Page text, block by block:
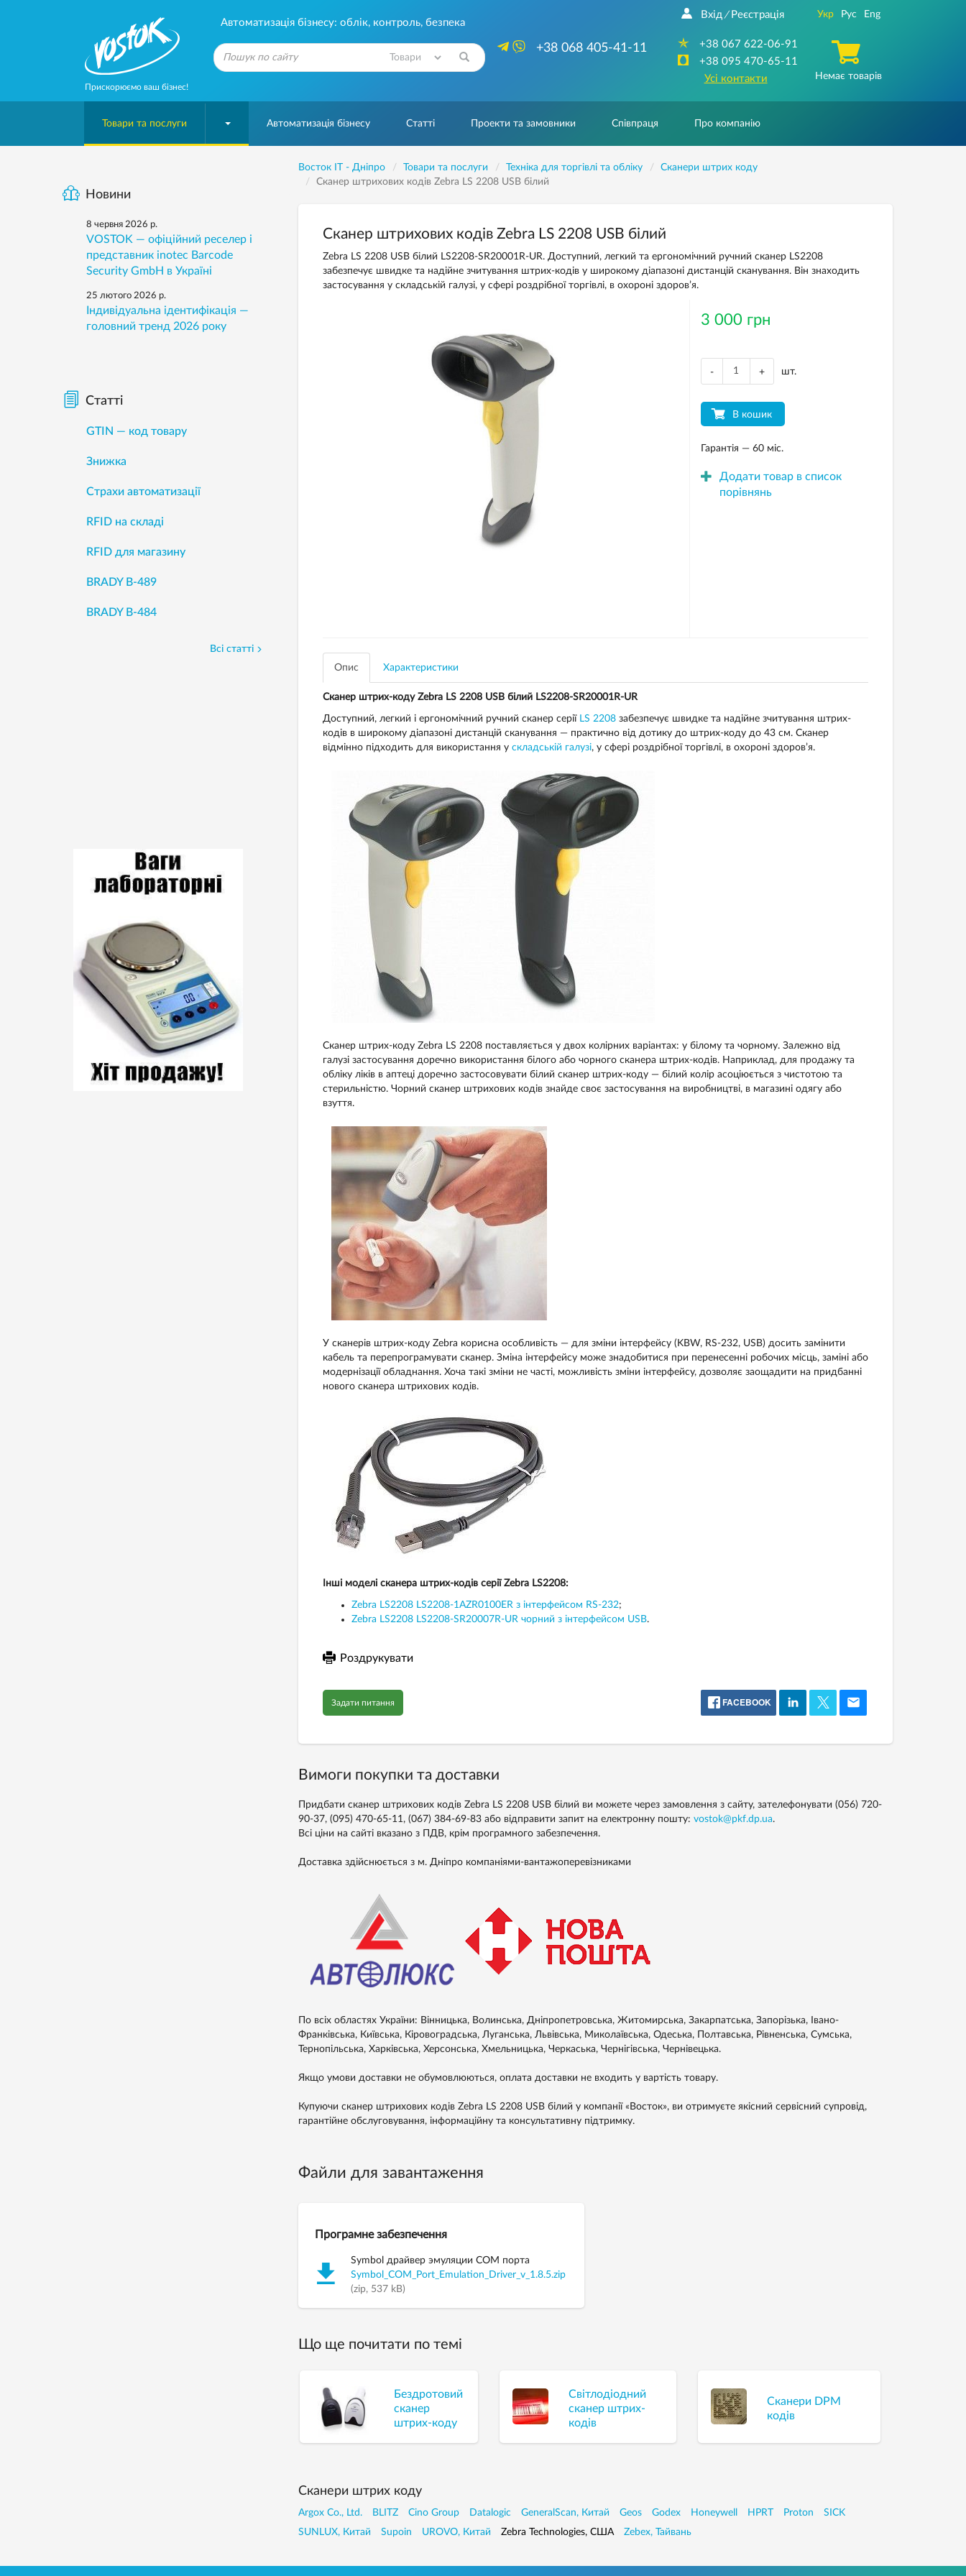
Прискорюємо ваш бізнес!
Автоматизація бізнесу: облік, контроль, безпека
+38 068 405-41-11
Вхід / Реєстрація
+38 067 622-06-91
+38 095 470-65-11
Усі контакти
Укр Рус Eng
Немає товарів
Товари та послуги Автоматизація бізнесу Статті Проекти та замовники Співпраця Про компанію
Восток IT - Дніпро Товари та послуги Техніка для торгівлі та обліку
Сканери штрих коду
Сканер штрихових кодів Zebra LS 2208 USB білий
Сканер штрихових кодів Zebra LS 2208 USB білий
Zebra LS 2208 USB білий LS2208-SR20001R-UR. Доступний, легкий та ергономічний ручний сканер LS2208
забезпечує швидке та надійне зчитування штрих-кодів у широкому діапазоні дистанцій сканування. Він знаходить
застосування у складській галузі, у сфері роздрібної торгівлі, в охороні здоров’я.
3 000 грн
- + шт.
В кошик
Гарантія — 60 міс.
Додати товар в список
порівнянь
Опис Характеристики
Сканер штрих-коду Zebra LS 2208 USB білий LS2208-SR20001R-UR
Доступний, легкий і ергономічний ручний сканер серії LS 2208забезпечує швидке та надійне зчитування штрих-
кодів в широкому діапазоні дистанцій сканування — практично від дотику до штрих-коду до 43 см. Сканер
відмінно підходить для використання у складській галузі, у сфері роздрібної торгівлі, в охороні здоров’я.
Сканер штрих-коду Zebra LS 2208 поставляється у двох колірних варіантах: у білому та чорному. Залежно від
галузі застосування доречно використання білого або чорного сканера штрих-кодів. Наприклад, для продажу та
обліку ліків в аптеці доречно застосовувати білий сканер штрих-коду — білий колір асоціюється з чистотою та
стерильністю. Чорний сканер штрихових кодів знайде своє застосування на виробництві, в магазині одягу або
взуття.
У сканерів штрих-коду Zebra корисна особливість — для зміни інтерфейсу (KBW, RS-232, USB) досить замінити
кабель та перепрограмувати сканер. Зміна інтерфейсу може знадобитися при перенесенні робочих місць, заміні або
модернізації обладнання. Хоча такі зміни не часті, можливість зміни інтерфейсу, дозволяє заощадити на придбанні
нового сканера штрихових кодів.
Інші моделі сканера штрих-кодів серії Zebra LS2208:
Zebra LS2208 LS2208-1AZR0100ER з інтерфейсом RS-232;
Zebra LS2208 LS2208-SR20007R-UR чорний з інтерфейсом USB.
Роздрукувати
Задати питання FACEBOOK
Вимоги покупки та доставки
Придбати сканер штрихових кодів Zebra LS 2208 USB білий ви можете через замовлення з сайту, зателефонувати (056) 720-
90-37, (095) 470-65-11, (067) 384-69-83 або відправити запит на електронну пошту: vostok@pkf.dp.ua.
Всі ціни на сайті вказано з ПДВ, крім програмного забезпечення.
Доставка здійснюється з м. Дніпро компаніями-вантажоперевізниками
По всіх областях України: Вінницька, Волинська, Дніпропетровська, Житомирська, Закарпатська, Запорізька, Івано-
Франківська, Київська, Кіровоградська, Луганська, Львівська, Миколаївська, Одеська, Полтавська, Рівненська, Сумська,
Тернопільська, Харківська, Херсонська, Хмельницька, Черкаська, Чернігівська, Чернівецька.
Якщо умови доставки не обумовлюються, оплата доставки не входить у вартість товару.
Купуючи сканер штрихових кодів Zebra LS 2208 USB білий у компанії «Восток», ви отримуєте якісний сервісний супровід,
гарантійне обслуговування, інформаційну та консультативну підтримку.
Файли для завантаження
Програмне забезпечення
Symbol драйвер эмуляции COM порта
Symbol_COM_Port_Emulation_Driver_v_1.8.5.zip
(zip, 537 kB)
Що ще почитати по темі
Бездротовий
сканер
штрих-коду
Світлодіодний
сканер штрих-
кодів
Сканери DPM
кодів
Сканери штрих коду
Argox Co., Ltd. BLITZ Cino Group Datalogic GeneralScan, Китай Geos Godex Honeywell HPRT Proton
SICK
SUNLUX, Китай
Supoin UROVO, Китай Zebra Technologies, США Zebex, Тайвань
Новини
8 червня 2026 р.
VOSTOK — офіційний реселер і
представник inotec Barcode
Security GmbH в Україні
25 лютого 2026 р.
Індивідуальна ідентифікація —
головний тренд 2026 року
Статті
GTIN — код товару
Знижка
Страхи автоматизації
RFID на складі
RFID для магазину
BRADY B-489
BRADY B-484
Всі статті